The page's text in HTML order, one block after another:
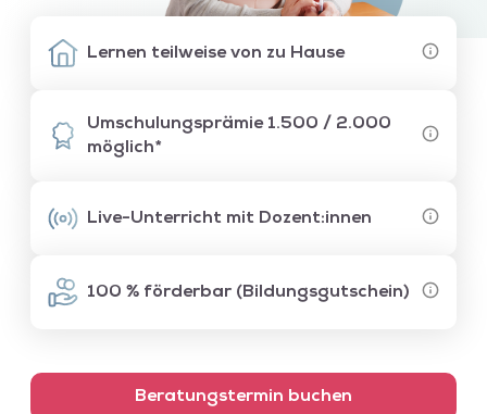
Lernen teilweise von zu Hause
Umschulungsprämie 1.500 / 2.000
möglich*
Live-Unterricht mit Dozent:innen
100 % förderbar (Bildungsgutschein)
Beratungstermin buchen